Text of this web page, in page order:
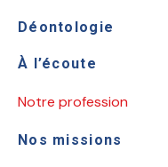
Déontologie
À l’écoute
Notre profession
Nos missions